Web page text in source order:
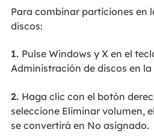
Para combinar particiones en
discos:
1. Pulse Windows y X en el
Administración de discos en la
2. Haga clic con el botón
seleccione Eliminar volumen,
se convertirá en No asignado.